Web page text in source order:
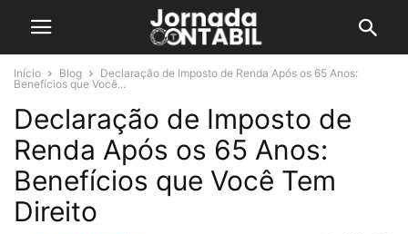
Início Blog
Declaração de Imposto de Renda Após os 65 Anos:
Benefícios que Você...
Declaração de Imposto de
Renda Após os 65 Anos:
Benefícios que Você Tem
Direito